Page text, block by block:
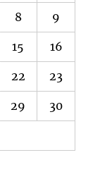
8 9
15 16
22 23
29 30